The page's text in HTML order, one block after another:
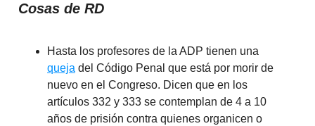
Cosas de RD
Hasta los profesores de la ADP tienen una
queja del Código Penal que está por morir de
nuevo en el Congreso. Dicen que en los
artículos 332 y 333 se contemplan de 4 a 10
años de prisión contra quienes organicen o